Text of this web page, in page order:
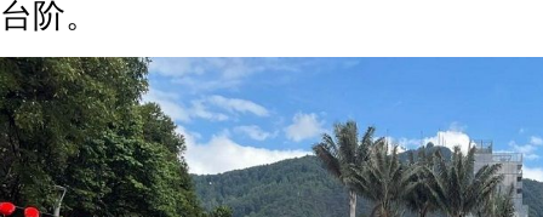
台阶。